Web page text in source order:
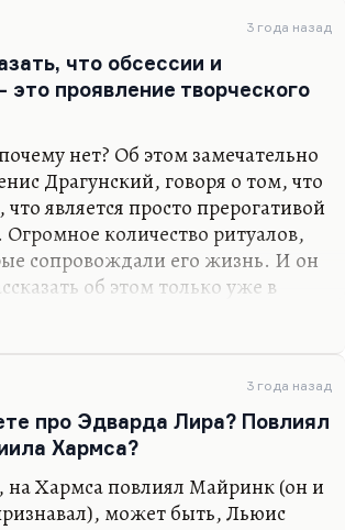
учителей. Мнение
авторитетно, потому Терц –
магического реализма в
х и 70-х годов.
3 года назад
что обсессии и
это проявление творческого
нет? Об этом замечательно
Драгунский, говоря о том, что
является просто прерогативой
количество ритуалов,
сопровождали его жизнь. И он
об этом только уже в
компульсий. Да, это
у которых с миром более
так думаю. Или, может быть, это
человек защищается от
себе ритуалы. Значит, он
по крайней мере, чувствует ее
3 года назад
про Эдварда Лира? Повлиял
Хармса?
Хармса повлиял Майринк (он и
может быть, Льюис